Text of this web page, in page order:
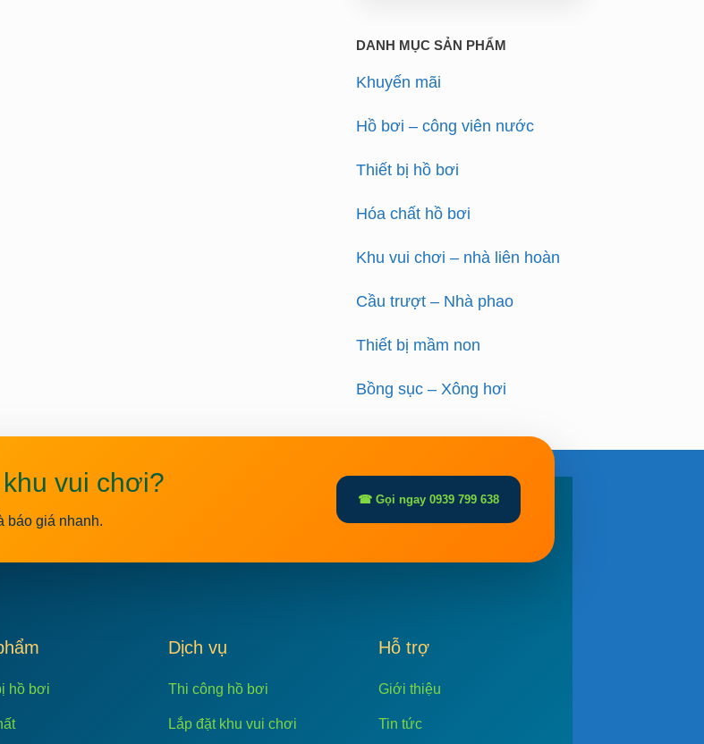
DANH MỤC SẢN PHẨM
Khuyến mãi
Hồ bơi – công viên nước
Thiết bị hồ bơi
Hóa chất hồ bơi
Khu vui chơi – nhà liên hoàn
Cầu trượt – Nhà phao
Thiết bị mầm non
Bồng sục – Xông hơi
vui chơi?
báo giá nhanh.
☎ Gọi ngay 0939 799 638
hồ bơi
Dịch vụ
Thi công hồ bơi
Lắp đặt khu vui chơi
Hỗ trợ
Giới thiệu
Tin tức